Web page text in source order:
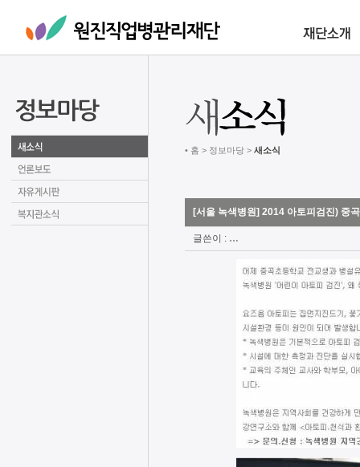
• 홈 > 정보마당 > 새소식
[서울 녹색병원] 2014 아토피검진) 중
글쓴이 : …